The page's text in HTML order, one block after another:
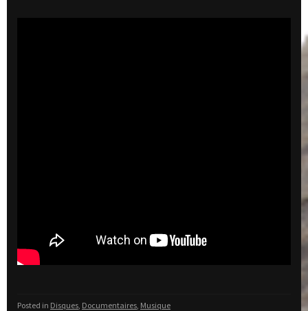
Posted in Disques Documentaires Musique